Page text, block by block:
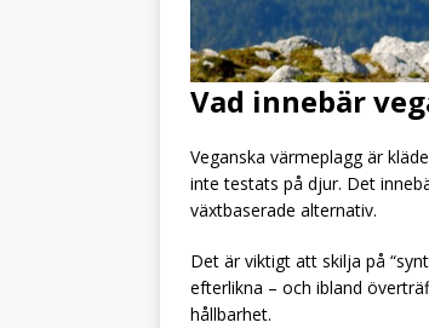
Vad innebär
Veganska värmeplagg är
inte testats på djur. Det
växtbaserade alternativ.
Det är viktigt att skilja på
efterlikna – och ibland
hållbarhet.